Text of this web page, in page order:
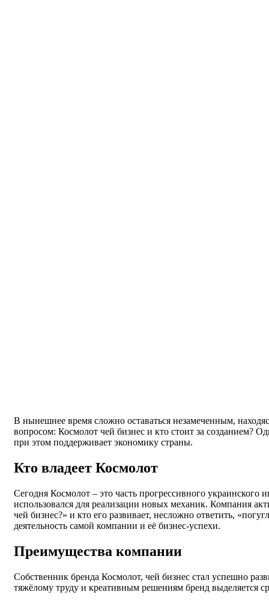
В нынешнее время сложно оставаться незамеченным,
вопросом: Космолот чей бизнес и кто стоит за созданием?
при этом поддерживает экономику страны.
Кто владеет Космолот
Сегодня Космолот – это часть прогрессивного
использовался для реализации новых механик. Компания
чей бизнес?» и кто его развивает, несложно ответить,
деятельность самой компании и её бизнес-успехи.
Преимущества компании
Собственник бренда Космолот, чей бизнес стал успешно
тяжёлому труду и креативным решениям бренд выделяется